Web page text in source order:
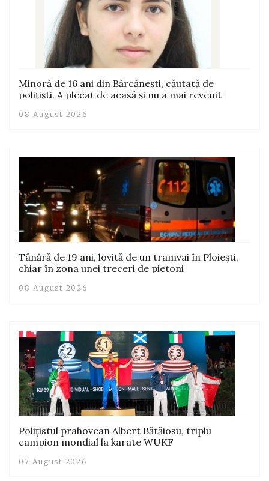
Minoră de 16 ani din Bărcănești, căutată de
polițiști. A plecat de acasă și nu a mai revenit
08 August 2026
Tânără de 19 ani, lovită de un tramvai în Ploiești,
chiar în zona unei treceri de pietoni
08 August 2026
Polițistul prahovean Albert Bătăiosu, triplu
campion mondial la karate WUKF
07 August 2026